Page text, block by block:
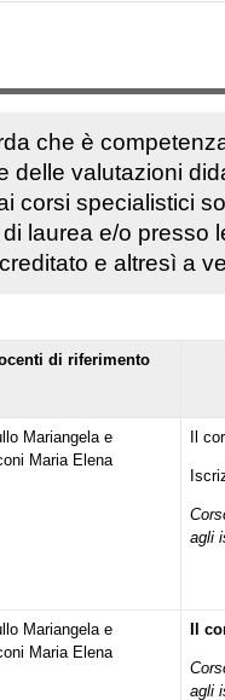
che è
delle valutazioni
corsi specialistici
laurea e/o presso
e altresì a
di riferimento
Mariangela e
Maria Elena
Il
agli
Mariangela e
Maria Elena
Il
agli